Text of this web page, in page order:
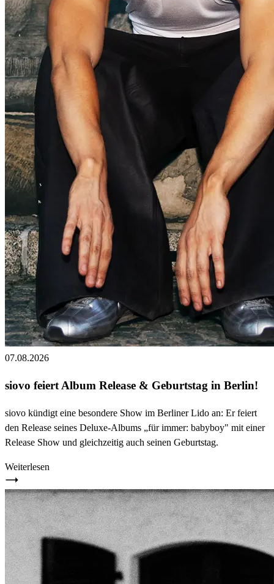
07.08.2026
siovo feiert Album Release & Geburtstag in Berlin!
siovo kündigt eine besondere Show im Berliner Lido an: Er feiert
den Release seines Deluxe-Albums „für immer: babyboy" mit einer
Release Show und gleichzeitig auch seinen Geburtstag.
Weiterlesen